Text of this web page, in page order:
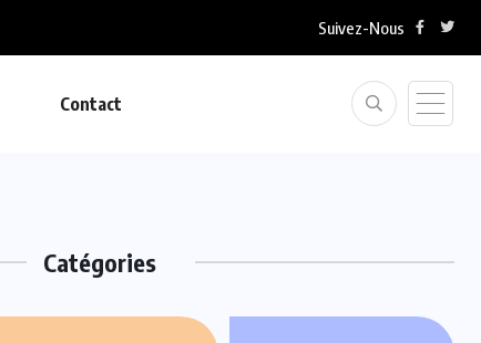
Suivez-Nous
Contact
Catégories